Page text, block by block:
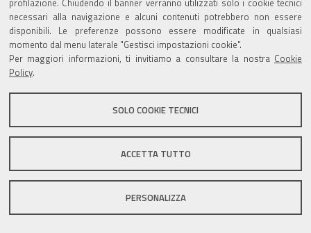
necessari alla navigazione e alcuni contenuti potrebbero non essere
disponibili. Le preferenze possono essere modificate in qualsiasi
momento dal menu laterale "Gestisci impostazioni cookie".
Per maggiori informazioni, ti invitiamo a consultare la nostra Cookie
Policy.
SOLO COOKIE TECNICI
ACCETTA TUTTO
PERSONALIZZA
Sito istituzionale Comune di Zola Predosa
Privacy policy|DPO|Accessibilità